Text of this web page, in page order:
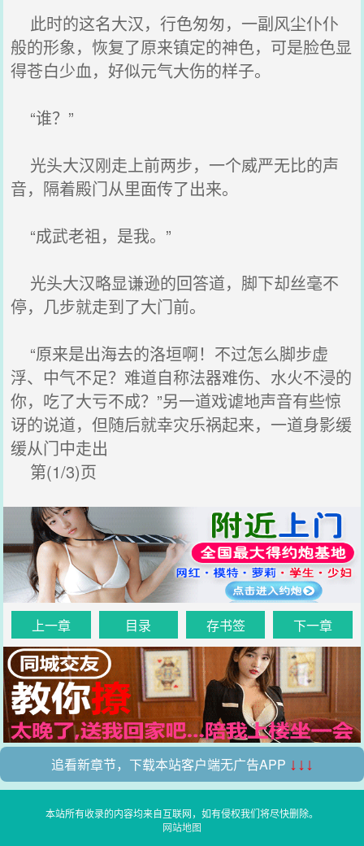
此时的这名大汉，行色匆匆，一副风尘仆仆
般的形象，恢复了原来镇定的神色，可是脸色显
得苍白少血，好似元气大伤的样子。
“谁？”
光头大汉刚走上前两步，一个威严无比的声
音，隔着殿门从里面传了出来。
“成武老祖，是我。”
光头大汉略显谦逊的回答道，脚下却丝毫不
停，几步就走到了大门前。
“原来是出海去的洛垣啊！不过怎么脚步虚
浮、中气不足？难道自称法器难伤、水火不浸的
你，吃了大亏不成？”另一道戏谑地声音有些惊
讶的说道，但随后就幸灾乐祸起来，一道身影缓
缓从门中走出
第(1/3)页
上一章 目录 存书签 下一章
追看新章节，下载本站客户端无广告APP ↓↓↓
本站所有收录的内容均来自互联网，如有侵权我们将尽快删除。
网站地图